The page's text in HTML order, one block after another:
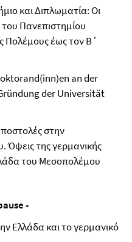
και Διπλωματία: Οι
του Πανεπιστημίου
Πολέμους έως τον Β΄
an der
der Universität
στην
Όψεις της γερμανικής
του Μεσοπολέμου
-
Ελλάδα και το γερμανικό